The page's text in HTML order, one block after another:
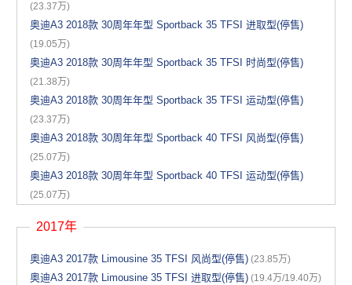
(23.37万)
奥迪A3 2018款 30周年年型 Sportback 35 TFSI 进取型(停售)
(19.05万)
奥迪A3 2018款 30周年年型 Sportback 35 TFSI 时尚型(停售)
(21.38万)
奥迪A3 2018款 30周年年型 Sportback 35 TFSI 运动型(停售)
(23.37万)
奥迪A3 2018款 30周年年型 Sportback 40 TFSI 风尚型(停售)
(25.07万)
奥迪A3 2018款 30周年年型 Sportback 40 TFSI 运动型(停售)
(25.07万)
2017年
奥迪A3 2017款 Limousine 35 TFSI 风尚型(停售) (23.85万)
奥迪A3 2017款 Limousine 35 TFSI 进取型(停售) (19.4万/19.40万)